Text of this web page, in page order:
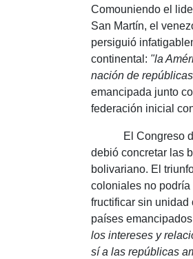
Comouniendo el
San Martín, el
persiguió
continental: "la
nación de
emancipada junto
federación inicial
El Congreso
debió concretar las
bolivariano. El
coloniales no
fructificar sin unidad
países
los intereses y
sí a las repúblicas